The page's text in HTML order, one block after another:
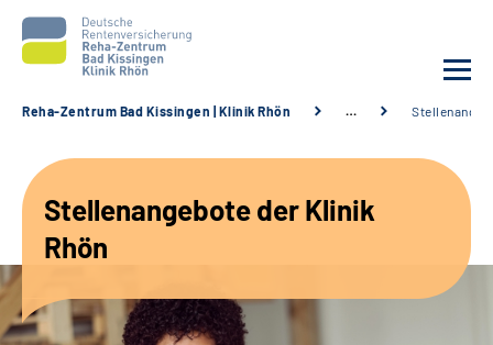
Unsere Angebote
Karriere
Reha-Zentrum Bad Kissingen | Klinik Rhön …
Stellenangebote der Klinik
Rhön